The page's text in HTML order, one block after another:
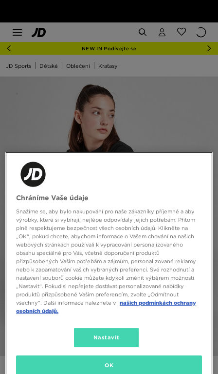
NEW IN Podívejte se
JD Sports Dětské Oblečení Kraťasy
NIKE ŠORTKY SPORTSWEAR GIRL
Chráníme Vaše údaje
Snažíme se, aby bylo nakupování pro naše zákazníky příjemné a aby
výrobky, které si vybírají, nejlépe odpovídaly jejich potřebám. Přitom
plně respektujeme bezpečnost všech osobních údajů. Klikněte na
„OK“, pokud chcete, abychom informace o Vašem chování na našich
webových stránkách používali k vypracování personalizovaného
obsahu speciálně pro Vás, včetně doporučení produktů
přizpůsobených Vašim potřebám a zájmům, personalizované reklamy
nebo k zapamatování vašich vybraných preferencí. Své rozhodnutí a
nastavení souborů cookie můžete kdykoli změnit výběrem možnosti
„Nastavit“. Pokud si nepřejete dostávat personalizované nabídky
produktů přizpůsobené Vašim preferencím, zvolte „Odmítnout
všechny“. Další informace naleznete v našich podmínkách ochrany
osobních údajů.
Nastavit
OK